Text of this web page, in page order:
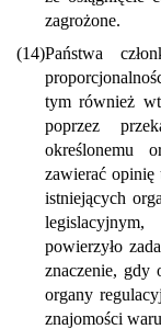
zagrożone.
(14)Państwa
tym również
poprzez
określonemu
zawierać opinię
istniejących
powierzyło
znaczenie, gdy
organy
znajomości